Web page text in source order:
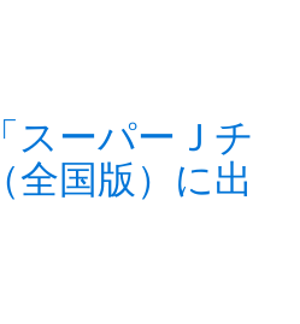
スーパーＪチ
全国版）に出